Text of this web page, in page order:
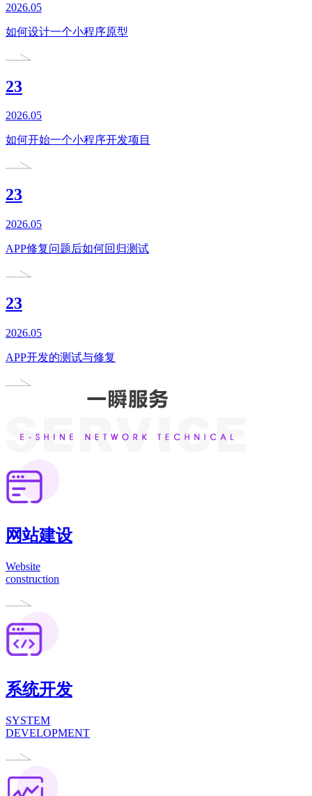
2026.05
如何设计一个小程序原型
23
2026.05
如何开始一个小程序开发项目
23
2026.05
APP修复问题后如何回归测试
23
2026.05
APP开发的测试与修复
网站建设
Website
construction
系统开发
SYSTEM
DEVELOPMENT